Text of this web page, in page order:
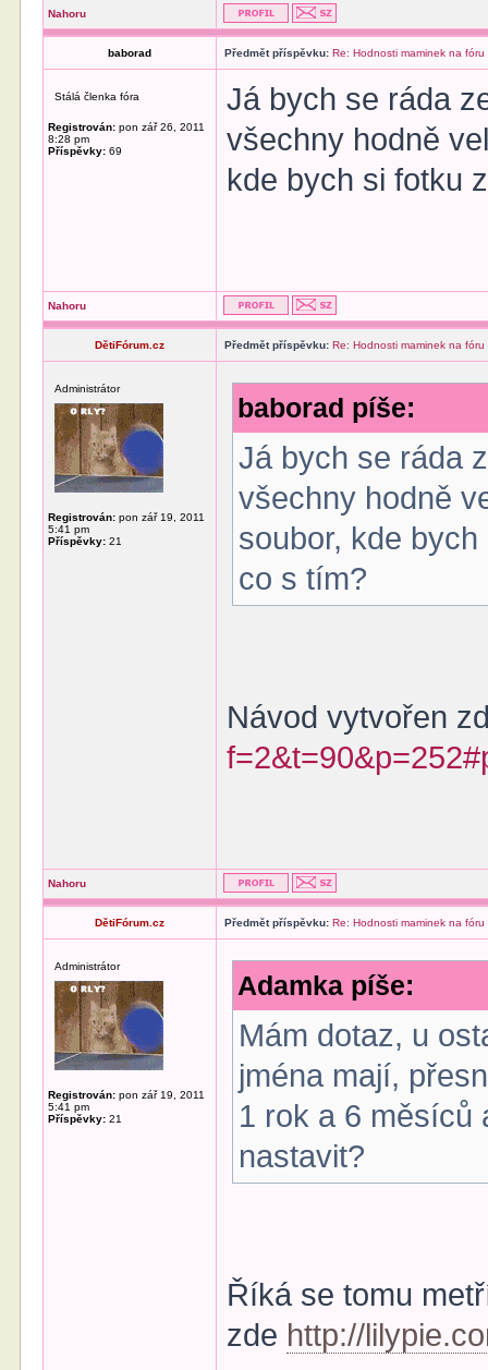
Nahoru
baborad Předmět příspěvku: Re: Hodnosti maminek na fóru
Stálá členka fóra
Registrován: pon zář 26, 2011
8:28 pm
Příspěvky: 69
Já bych se ráda
všechny hodně
kde bych si fotku
Nahoru
DětiFórum.cz Předmět příspěvku: Re: Hodnosti maminek na fóru
Administrátor
Registrován: pon zář 19, 2011
5:41 pm
Příspěvky: 21
baborad píše:
Já bych se ráda
všechny hodně
soubor, kde
co s tím?
Návod vytvořen
Nahoru
DětiFórum.cz Předmět příspěvku: Re: Hodnosti maminek na fóru
Administrátor
Registrován: pon zář 19, 2011
5:41 pm
Příspěvky: 21
Adamka píše:
Mám dotaz, u
jména mají,
1 rok a 6 měsíců
nastavit?
Říká se tomu
zde http://